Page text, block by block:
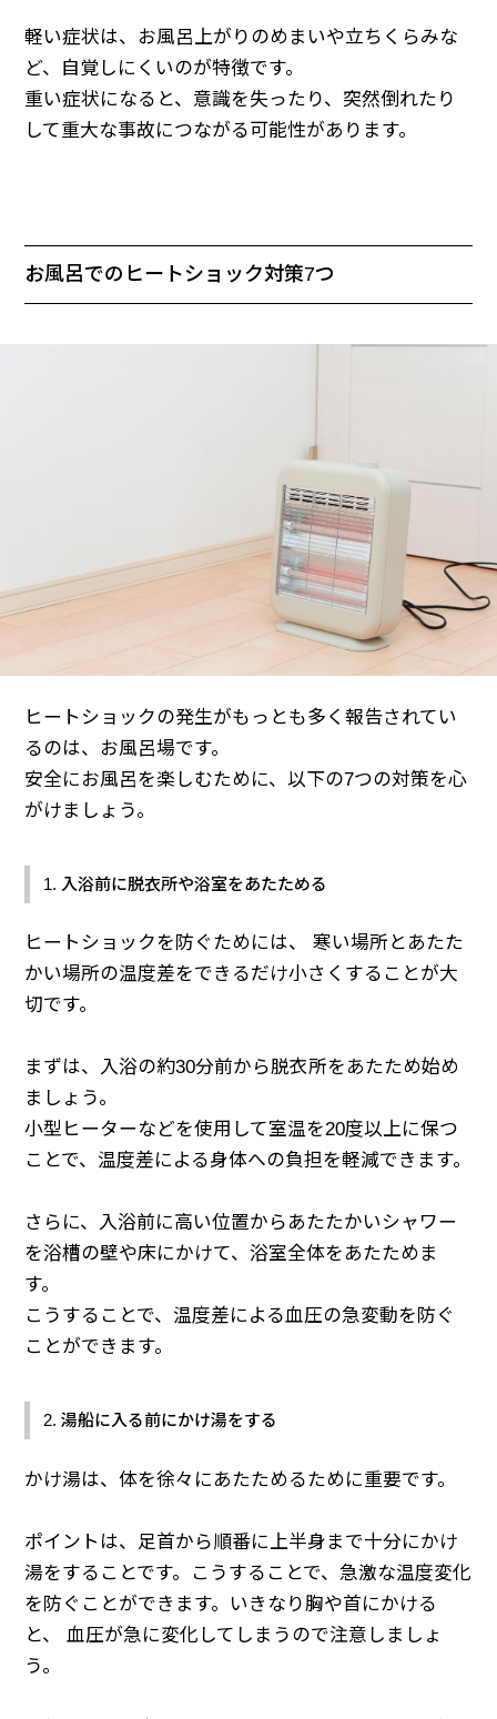
軽い症状は、お風呂上がりのめまいや立ちくらみな
ど、自覚しにくいのが特徴です。
重い症状になると、意識を失ったり、突然倒れたり
して重大な事故につながる可能性があります。
お風呂でのヒートショック対策7つ
ヒートショックの発生がもっとも多く報告されてい
るのは、お風呂場です。
安全にお風呂を楽しむために、以下の7つの対策を心
がけましょう。
1. 入浴前に脱衣所や浴室をあたためる
ヒートショックを防ぐためには、 寒い場所とあたた
かい場所の温度差をできるだけ小さくすることが大
切です。
まずは、入浴の約30分前から脱衣所をあたため始め
ましょう。
小型ヒーターなどを使用して室温を20度以上に保つ
ことで、温度差による身体への負担を軽減できます。
さらに、入浴前に高い位置からあたたかいシャワー
を浴槽の壁や床にかけて、浴室全体をあたためま
す。
こうすることで、温度差による血圧の急変動を防ぐ
ことができます。
2. 湯船に入る前にかけ湯をする
かけ湯は、体を徐々にあたためるために重要です。
ポイントは、足首から順番に上半身まで十分にかけ
湯をすることです。こうすることで、急激な温度変化
を防ぐことができます。いきなり胸や首にかける
と、 血圧が急に変化してしまうので注意しましょ
う。